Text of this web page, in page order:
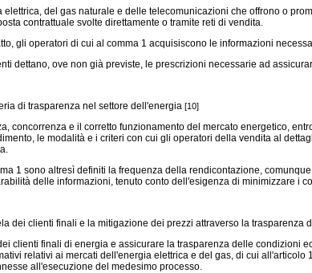
del gas naturale e delle telecomunicazioni che offrono o
contrattuale svolte direttamente o tramite reti di vendita.
gli operatori di cui al comma 1 acquisiscono le informazioni
dettano, ove non già previste, le prescrizioni necessarie ad
di trasparenza nel settore dell'energia [10]
concorrenza e il corretto funzionamento del mercato energetico,
le modalità e i criteri con cui gli operatori della vendita al
1 sono altresì definiti la frequenza della rendicontazione,
delle informazioni, tenuto conto dell'esigenza di minimizzare i
dei clienti finali e la mitigazione dei prezzi attraverso la trasparenza
clienti finali di energia e assicurare la trasparenza delle condizioni
relativi ai mercati dell'energia elettrica e del gas, di cui all'articolo
all'esecuzione del medesimo processo.